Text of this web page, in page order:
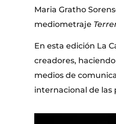
Maria Gratho
mediometraje
En esta edición La
creadores,
medios de
internacional de las